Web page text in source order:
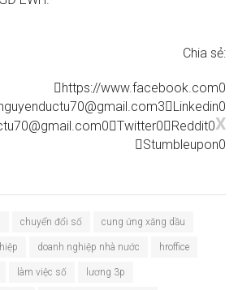
Chia sẻ:
https://www.facebook.com0
3 Linkedin0
X
0 Twitter0 Reddit0
Stumbleupon0
chuyển đổi số cung ứng xăng dầu
doanh nghiệp nhà nước hroffice
làm việc số lương 3p